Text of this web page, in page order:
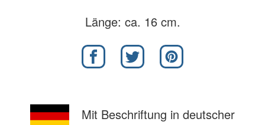
Länge: ca. 16 cm.
Mit Beschriftung in deutscher